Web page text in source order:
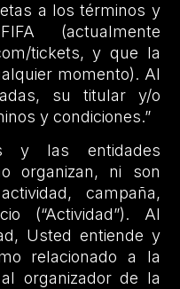
a los términos y
(actualmente
tickets, y que la
momento). Al
su titular y/o
y condiciones.”
y las entidades
organizan, ni son
campaña,
(“Actividad”). Al
Usted entiende y
relacionado a la
organizador de la